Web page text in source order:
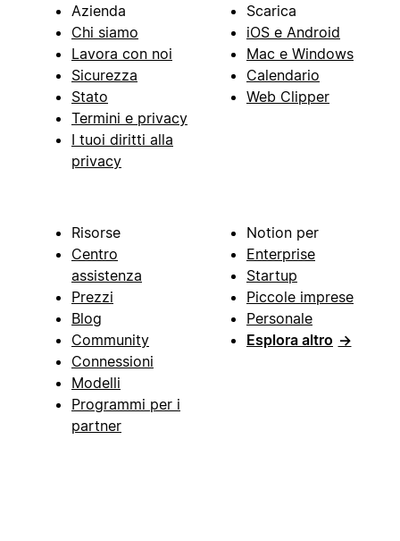
Azienda
Chi siamo
Lavora con noi
Sicurezza
Stato
Termini e privacy
I tuoi diritti alla
privacy
Scarica
iOS e Android
Mac e Windows
Calendario
Web Clipper
Risorse
Centro
assistenza
Prezzi
Blog
Community
Connessioni
Modelli
Programmi per i
partner
Notion per
Enterprise
Startup
Piccole imprese
Personale
Esplora altro →